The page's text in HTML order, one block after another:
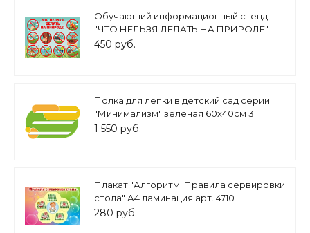
Обучающий информационный стенд
"ЧТО НЕЛЬЗЯ ДЕЛАТЬ НА ПРИРОДЕ"
0,4*0,3м арт.ДС1275
450 руб.
Полка для лепки в детский сад серии
"Минимализм" зеленая 60х40см 3
полочки для поделок настенная арт.
1 550 руб.
Плакат "Алгоритм. Правила сервировки
стола" А4 ламинация арт. 4710
280 руб.